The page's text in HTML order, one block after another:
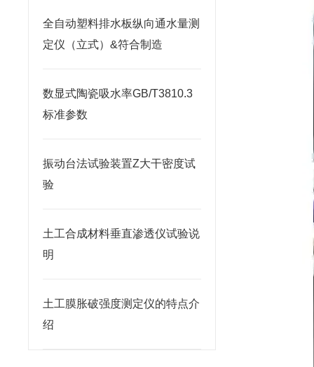
全自动塑料排水板纵向通水量测
定仪（立式）&符合制造
数显式陶瓷吸水率GB/T3810.3
标准参数
振动台法试验装置Z大干密度试
验
土工合成材料垂直渗透仪试验说
明
土工膜胀破强度测定仪的特点介
绍